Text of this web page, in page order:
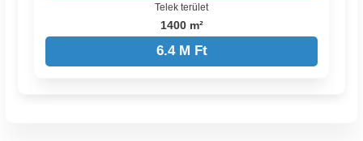
Telek terület
1400 m²
6.4 M Ft